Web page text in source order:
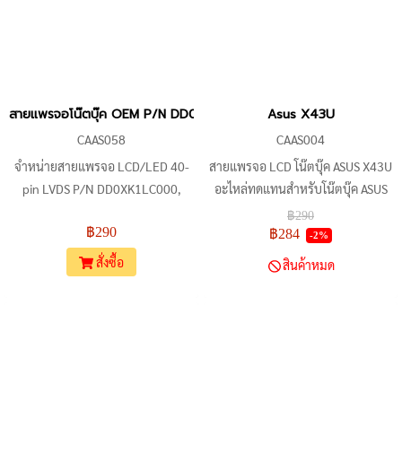
สายแพรจอโน๊ตบุ๊ค OEM P/N DD0XK1LC000, 14005-01250000,
CAAS058
จำหน่ายสายแพรจอ LCD/LED 40-
pin LVDS P/N DD0XK1LC000,
01250200 สำหรับโน๊ตบุ๊ค ASUS รุ่น
X453MA, X453, X403M, X453SA,
F453, F453M, X403, และ
฿290
สั่งซื้อ
Asus X43U
CAAS004
สายแพรจอ LCD โน๊ตบุ๊ค ASUS X43U
อะไหล่ทดแทนสำหรับโน๊ตบุ๊ค ASUS
X43U, K43U, K43T, K43B, K43BY,
X43B, X43BY, X43T, P43, X43,
X44, X44H
฿290
฿284 -2%
สินค้าหมด